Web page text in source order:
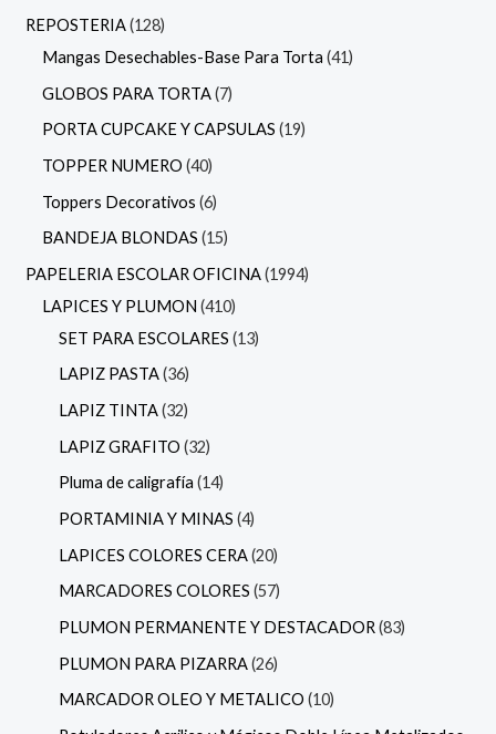
REPOSTERIA 128
Mangas Desechables-Base Para Torta 41
GLOBOS PARA TORTA 7
PORTA CUPCAKE Y CAPSULAS 19
TOPPER NUMERO 40
Toppers Decorativos 6
BANDEJA BLONDAS 15
PAPELERIA ESCOLAR OFICINA 1994
LAPICES Y PLUMON 410
SET PARA ESCOLARES 13
LAPIZ PASTA 36
LAPIZ TINTA 32
LAPIZ GRAFITO 32
Pluma de caligrafía 14
PORTAMINIA Y MINAS 4
LAPICES COLORES CERA 20
MARCADORES COLORES 57
PLUMON PERMANENTE Y DESTACADOR 83
PLUMON PARA PIZARRA 26
MARCADOR OLEO Y METALICO 10